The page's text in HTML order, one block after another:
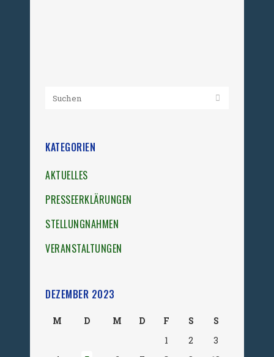
KATEGORIEN
AKTUELLES
PRESSEERKLÄRUNGEN
STELLUNGNAHMEN
VERANSTALTUNGEN
DEZEMBER 2023
M D M D F S
S
1
2
3